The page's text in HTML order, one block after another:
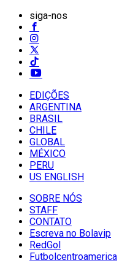
siga-nos
EDIÇÕES
ARGENTINA
BRASIL
CHILE
GLOBAL
MÉXICO
PERU
US ENGLISH
SOBRE NÓS
STAFF
CONTATO
Escreva no Bolavip
RedGol
Futbolcentroamerica